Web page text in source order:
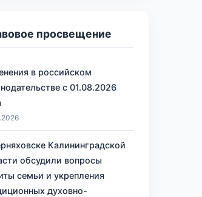
просвещение
в российском
с 01.08.2026
Калининградской
обсудили вопросы
семьи и укрепления
духовно-